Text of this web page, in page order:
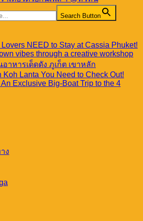
Search Button
NEED to Stay at Cassia Phuket!
vibes through a creative workshop
าหารเด็ดดัง ภูเก็ต เขาหลัก
Lanta You Need to Check Out!
Exclusive Big-Boat Trip to the 4
ง